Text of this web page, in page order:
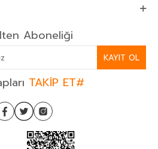
Aboneliği
KAYIT OL
TAKİP ET#